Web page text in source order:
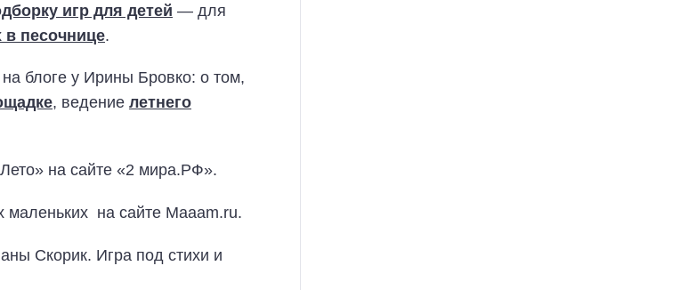
игр для детей — для
в песочнице.
блоге у Ирины Бровко: о том,
, ведение летнего
на сайте «2 мира.РФ».
на сайте Maaam.ru.
Скорик. Игра под стихи и